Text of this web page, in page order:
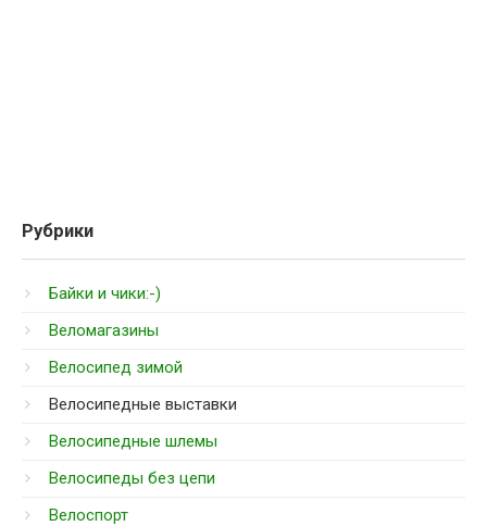
Рубрики
Байки и чики:-)
Веломагазины
Велосипед зимой
Велосипедные выставки
Велосипедные шлемы
Велосипеды без цепи
Велоспорт